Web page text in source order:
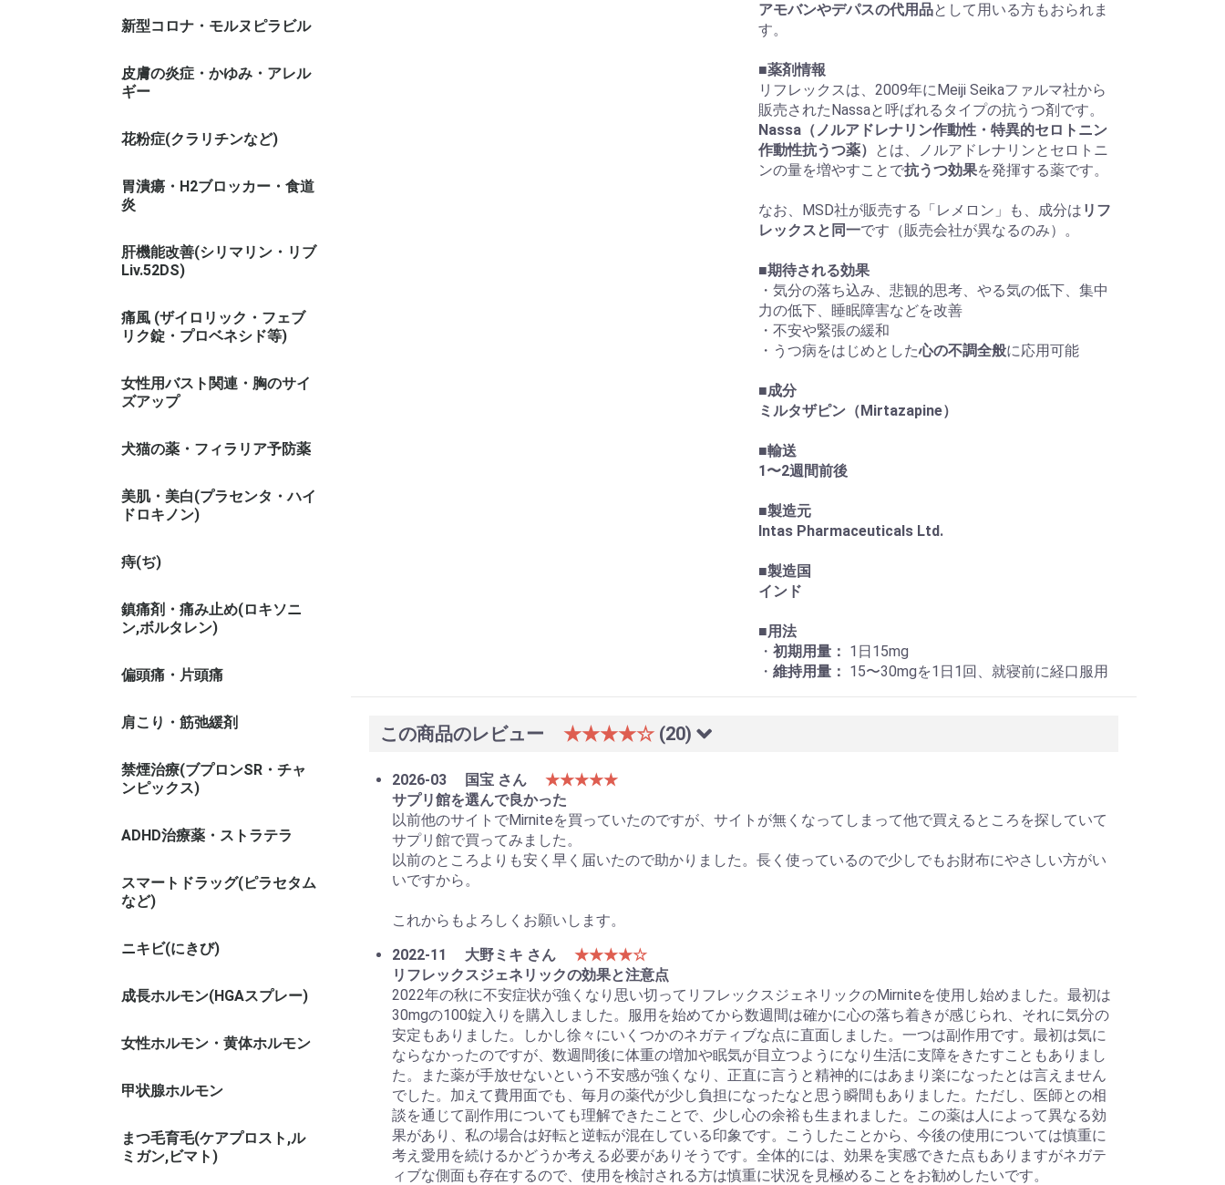
新型コロナ・モルヌピラビル
皮膚の炎症・かゆみ・アレル
ギー
花粉症(クラリチンなど)
胃潰瘍・H2ブロッカー・食道
炎
肝機能改善(シリマリン・リブ
Liv.52DS)
痛風 (ザイロリック・フェブ
リク錠・プロベネシド等)
女性用バスト関連・胸のサイ
ズアップ
犬猫の薬・フィラリア予防薬
美肌・美白(プラセンタ・ハイ
ドロキノン)
痔(ぢ)
鎮痛剤・痛み止め(ロキソニ
ン,ボルタレン)
偏頭痛・片頭痛
肩こり・筋弛緩剤
禁煙治療(ブプロンSR・チャ
ンピックス)
ADHD治療薬・ストラテラ
スマートドラッグ(ピラセタム
など)
ニキビ(にきび)
成長ホルモン(HGAスプレー)
女性ホルモン・黄体ホルモン
甲状腺ホルモン
まつ毛育毛(ケアプロスト,ル
ミガン,ビマト)
アモバンやデパスの代用品として用いる方もおられま
す。
■薬剤情報
リフレックスは、2009年にMeiji Seikaファルマ社から
販売されたNassaと呼ばれるタイプの抗うつ剤です。
Nassa（ノルアドレナリン作動性・特異的セロトニン
作動性抗うつ薬） とは、ノルアドレナリンとセロトニ
ンの量を増やすことで抗うつ効果を発揮する薬です。
なお、MSD社が販売する「レメロン」も、成分は リフ
レックスと同一です（販売会社が異なるのみ）。
■期待される効果
・気分の落ち込み、悲観的思考、やる気の低下、集中
力の低下、睡眠障害などを改善
・不安や緊張の緩和
・うつ病をはじめとした心の不調全般に応用可能
■成分
ミルタザピン（Mirtazapine）
■輸送
1〜2週間前後
■製造元
Intas Pharmaceuticals Ltd.
■製造国
インド
■用法
・ 初期用量： 1日15mg
・ 維持用量： 15〜30mgを1日1回、就寝前に経口服用
この商品のレビュー ★★★★☆ (20)
2026-03 国宝 さん
★★★★★
サプリ館を選んで良かった
以前他のサイトでMirniteを買っていたのですが、サイトが無くなってしまって他で買えるところを探していて
サプリ館で買ってみました。
以前のところよりも安く早く届いたので助かりました。長く使っているので少しでもお財布にやさしい方がい
いですから。
これからもよろしくお願いします。
2022-11
大野ミキ さん
★★★★☆
リフレックスジェネリックの効果と注意点
2022年の秋に不安症状が強くなり思い切ってリフレックスジェネリックのMirniteを使用し始めました。最初は
30mgの100錠入りを購入しました。服用を始めてから数週間は確かに心の落ち着きが感じられ、それに気分の
安定もありました。しかし徐々にいくつかのネガティブな点に直面しました。一つは副作用です。最初は気に
ならなかったのですが、数週間後に体重の増加や眠気が目立つようになり生活に支障をきたすこともありまし
た。また薬が手放せないという不安感が強くなり、正直に言うと精神的にはあまり楽になったとは言えません
でした。加えて費用面でも、毎月の薬代が少し負担になったなと思う瞬間もありました。ただし、医師との相
談を通じて副作用についても理解できたことで、少し心の余裕も生まれました。この薬は人によって異なる効
果があり、私の場合は好転と逆転が混在している印象です。こうしたことから、今後の使用については慎重に
考え愛用を続けるかどうか考える必要がありそうです。全体的には、効果を実感できた点もありますがネガテ
ィブな側面も存在するので、使用を検討される方は慎重に状況を見極めることをお勧めしたいです。